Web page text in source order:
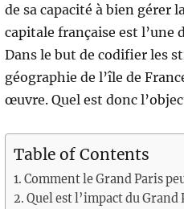
de sa capacité à bien gérer
capitale française est l’une
Dans le but de codifier les
géographie de l’île de
œuvre. Quel est donc
Table of Contents
Comment le Grand Paris
Quel est l’impact du Grand